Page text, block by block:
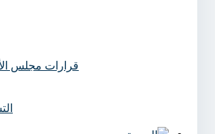
قرارات مجلس